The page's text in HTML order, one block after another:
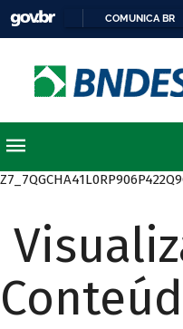
COMUNICA BR